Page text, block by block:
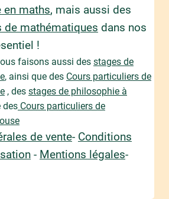
en maths, mais aussi des
mathématiques dans nos
!
faisons aussi des stages de
, ainsi que des Cours particuliers de
, des stages de philosophie à
Cours particuliers de
de vente- Conditions
- Mentions légales-